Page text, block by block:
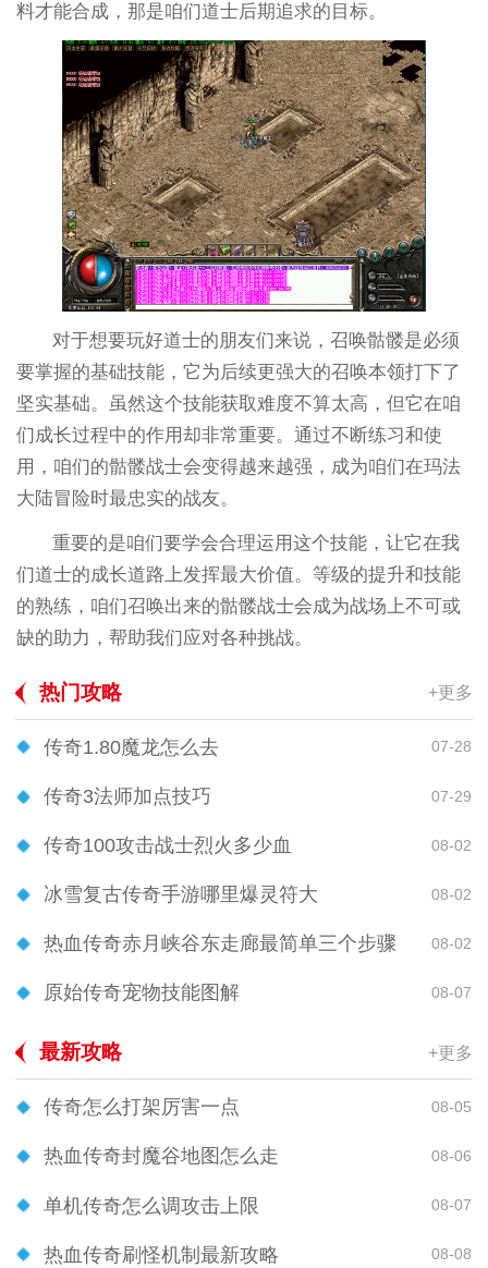
料才能合成，那是咱们道士后期追求的目标。
对于想要玩好道士的朋友们来说，召唤骷髅是必须
要掌握的基础技能，它为后续更强大的召唤本领打下了
坚实基础。虽然这个技能获取难度不算太高，但它在咱
们成长过程中的作用却非常重要。通过不断练习和使
用，咱们的骷髅战士会变得越来越强，成为咱们在玛法
大陆冒险时最忠实的战友。
重要的是咱们要学会合理运用这个技能，让它在我
们道士的成长道路上发挥最大价值。等级的提升和技能
的熟练，咱们召唤出来的骷髅战士会成为战场上不可或
缺的助力，帮助我们应对各种挑战。
热门攻略 +更多
传奇1.80魔龙怎么去 07-28
传奇3法师加点技巧 07-29
传奇100攻击战士烈火多少血 08-02
冰雪复古传奇手游哪里爆灵符大 08-02
热血传奇赤月峡谷东走廊最简单三个步骤 08-02
原始传奇宠物技能图解 08-07
最新攻略 +更多
传奇怎么打架厉害一点 08-05
热血传奇封魔谷地图怎么走 08-06
单机传奇怎么调攻击上限 08-07
热血传奇刷怪机制最新攻略 08-08